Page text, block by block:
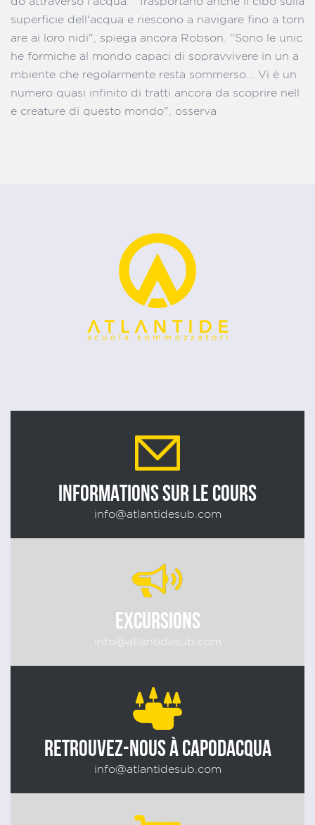
superficie dell'acqua e riescono a navigare fino a torn
are ai loro nidi", spiega ancora Robson. "Sono le unic
he formiche al mondo capaci di sopravvivere in un a
mbiente che regolarmente resta sommerso... Vi é un
numero quasi infinito di tratti ancora da scoprire nell
e creature di questo mondo", osserva
INFORMATIONS SUR LE COURS
info@atlantidesub.com
EXCURSIONS
info@atlantidesub.com
RETROUVEZ-NOUS À CAPODACQUA
info@atlantidesub.com